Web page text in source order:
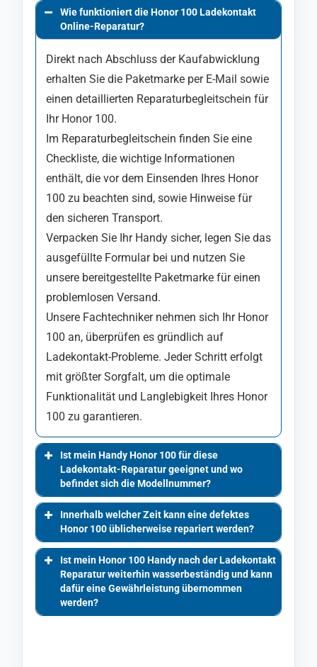
Wie funktioniert die Honor 100 Ladekontakt
Online-Reparatur?
Direkt nach Abschluss der Kaufabwicklung
erhalten Sie die Paketmarke per E-Mail sowie
einen detaillierten Reparaturbegleitschein für
Ihr Honor 100.
Im Reparaturbegleitschein finden Sie eine
Checkliste, die wichtige Informationen
enthält, die vor dem Einsenden Ihres Honor
100 zu beachten sind, sowie Hinweise für
den sicheren Transport.
Verpacken Sie Ihr Handy sicher, legen Sie das
ausgefüllte Formular bei und nutzen Sie
unsere bereitgestellte Paketmarke für einen
problemlosen Versand.
Unsere Fachtechniker nehmen sich Ihr Honor
100 an, überprüfen es gründlich auf
Ladekontakt-Probleme. Jeder Schritt erfolgt
mit größter Sorgfalt, um die optimale
Funktionalität und Langlebigkeit Ihres Honor
100 zu garantieren.
Ist mein Handy Honor 100 für diese
Ladekontakt-Reparatur geeignet und wo
befindet sich die Modellnummer?
Innerhalb welcher Zeit kann eine defektes
Honor 100 üblicherweise repariert werden?
Ist mein Honor 100 Handy nach der Ladekontakt
Reparatur weiterhin wasserbeständig und kann
dafür eine Gewährleistung übernommen
werden?